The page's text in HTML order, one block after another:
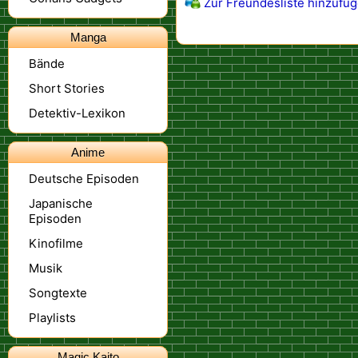
Manga
Bände
Short Stories
Detektiv-Lexikon
Anime
Deutsche Episoden
Japanische
Episoden
Kinofilme
Musik
Songtexte
Playlists